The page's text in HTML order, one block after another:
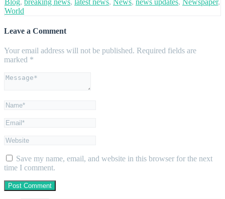
World
Leave a Comment
Your email address will not be published. Required fields are
marked *
Save my name, email, and website in this browser for the next
time I comment.